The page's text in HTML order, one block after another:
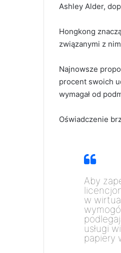
Ashley Alder,
Hongkong
związanymi z
Najnowsze
procent swoich
wymagał od
Oświadczenie
Aby
w
usługi
papiery